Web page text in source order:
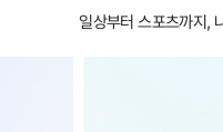
일상부터 스포츠까지,